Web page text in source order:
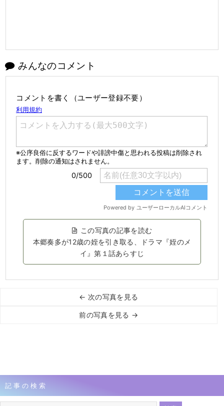
みんなのコメント
コメントを書く（ユーザー登録不要）
この写真の記事を読む
本郷奏多が12歳の姪を引き取る、ドラマ『姪のメ
イ』第１話あらすじ
← 次の写真を見る
前の写真を見る →
記事の検索